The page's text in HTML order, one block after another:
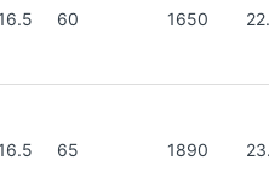
16.5 60 1650
16.5 65 1890